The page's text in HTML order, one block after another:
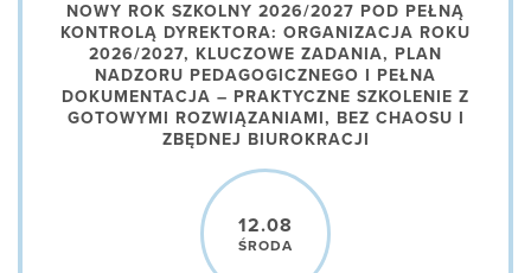
NOWY ROK SZKOLNY 2026/2027 POD PEŁNĄ
KONTROLĄ DYREKTORA: ORGANIZACJA ROKU
2026/2027, KLUCZOWE ZADANIA, PLAN
NADZORU PEDAGOGICZNEGO I PEŁNA
DOKUMENTACJA – PRAKTYCZNE SZKOLENIE Z
GOTOWYMI ROZWIĄZANIAMI, BEZ CHAOSU I
ZBĘDNEJ BIUROKRACJI
12.08
ŚRODA